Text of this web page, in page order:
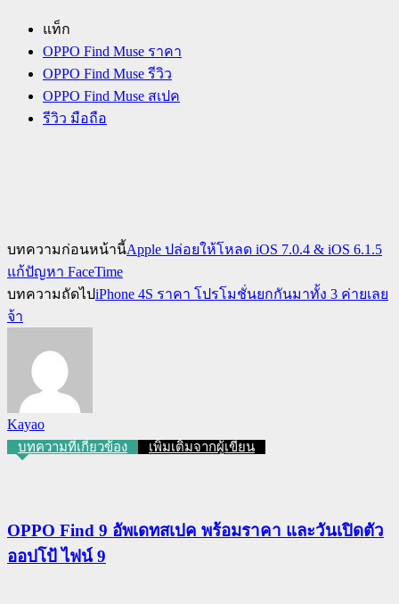
แท็ก
OPPO Find Muse ราคา
OPPO Find Muse รีวิว
OPPO Find Muse สเปค
รีวิว มือถือ
บทความก่อนหน้านี้Apple ปล่อยให้โหลด iOS 7.0.4 & iOS 6.1.5
แก้ปัญหา FaceTime
บทความถัดไปiPhone 4S ราคา โปรโมชั่นยกกันมาทั้ง 3 ค่ายเลย
จ้า
Kayao
บทความที่เกี่ยวข้อง เพิ่มเติมจากผู้เขียน
OPPO Find 9 อัพเดทสเปค พร้อมราคา และวันเปิดตัว
ออปโป้ ไฟน์ 9